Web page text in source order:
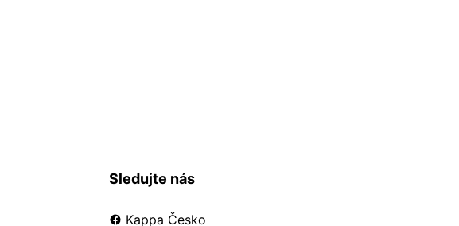
Sledujte nás
Kappa Česko